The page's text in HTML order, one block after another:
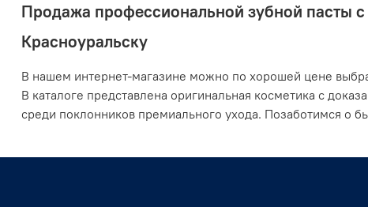
Продажа профессиональной зубной пасты
Красноуральску
В нашем интернет-магазине можно по хорошей цене
В каталоге представлена оригинальная косметика с
среди поклонников премиального ухода. Позаботимся о